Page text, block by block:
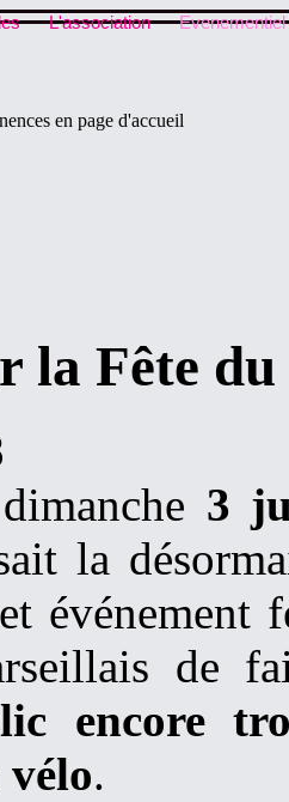
L'association
Evenementiel
en page d'accueil
la Fête du
3
la
événement
de
encore
.